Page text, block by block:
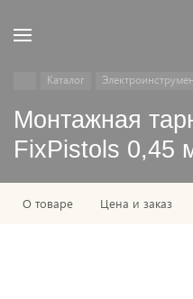
Каталог
Монтажная
FixPistols 0,45
О товаре Цена и заказ